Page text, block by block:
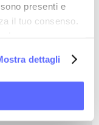
presenti e
il tuo consenso.
dettagli
domande 2025